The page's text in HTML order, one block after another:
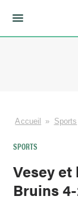
Accueil » Sports
SPORTS
Vesey
Bruins